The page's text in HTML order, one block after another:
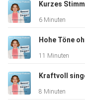
schon
vielen
Heiserkeit
heute
Kurzes
6 Minuten
11 Minuten
8 Minuten